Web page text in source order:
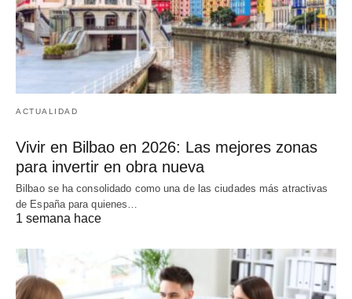
ACTUALIDAD
Vivir en Bilbao en 2026: Las mejores zonas
para invertir en obra nueva
Bilbao se ha consolidado como una de las ciudades más atractivas
de España para quienes…
1 semana hace